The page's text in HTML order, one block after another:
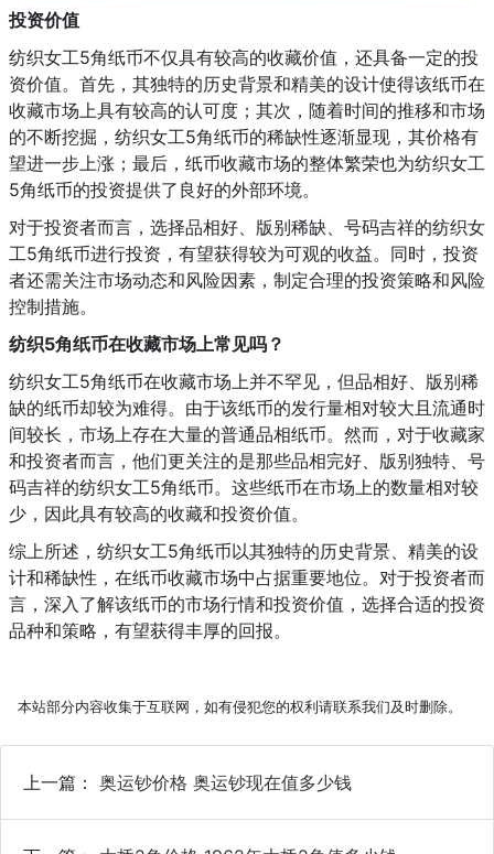
投资价值
纺织女工5角纸币不仅具有较高的收藏价值，还具备一定的投
资价值。首先，其独特的历史背景和精美的设计使得该纸币在
收藏市场上具有较高的认可度；其次，随着时间的推移和市场
的不断挖掘，纺织女工5角纸币的稀缺性逐渐显现，其价格有
望进一步上涨；最后，纸币收藏市场的整体繁荣也为纺织女工
5角纸币的投资提供了良好的外部环境。
对于投资者而言，选择品相好、版别稀缺、号码吉祥的纺织女
工5角纸币进行投资，有望获得较为可观的收益。同时，投资
者还需关注市场动态和风险因素，制定合理的投资策略和风险
控制措施。
纺织5角纸币在收藏市场上常见吗？
纺织女工5角纸币在收藏市场上并不罕见，但品相好、版别稀
缺的纸币却较为难得。由于该纸币的发行量相对较大且流通时
间较长，市场上存在大量的普通品相纸币。然而，对于收藏家
和投资者而言，他们更关注的是那些品相完好、版别独特、号
码吉祥的纺织女工5角纸币。这些纸币在市场上的数量相对较
少，因此具有较高的收藏和投资价值。
综上所述，纺织女工5角纸币以其独特的历史背景、精美的设
计和稀缺性，在纸币收藏市场中占据重要地位。对于投资者而
言，深入了解该纸币的市场行情和投资价值，选择合适的投资
品种和策略，有望获得丰厚的回报。
本站部分内容收集于互联网，如有侵犯您的权利请联系我们及时删除。
上一篇： 奥运钞价格 奥运钞现在值多少钱